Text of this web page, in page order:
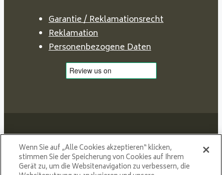
Garantie / Reklamationsrecht
Reklamation
Personenbezogene Daten
Proud member of NIBE GROUP - a global organisation
Wenn Sie auf „Alle Cookies akzeptieren“ klicken,
stimmen Sie der Speicherung von Cookies auf Ihrem
Gerät zu, um die Websitenavigation zu verbessern, die